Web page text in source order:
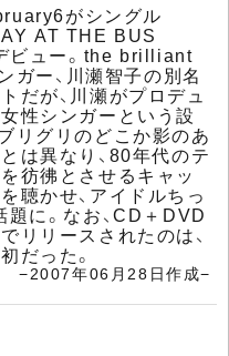
がシングル
AT THE BUS
ビュー。the brilliant
ガー、川瀬智子の別名
だが、川瀬がプロデュ
性シンガーという設
リグリのどこか影のあ
は異なり、80年代のテ
彷彿とさせるキャッ
聴かせ、アイドルちっ
題に。なお、CD＋DVD
リリースされたのは、
だった。
−2007年06月28日作成−